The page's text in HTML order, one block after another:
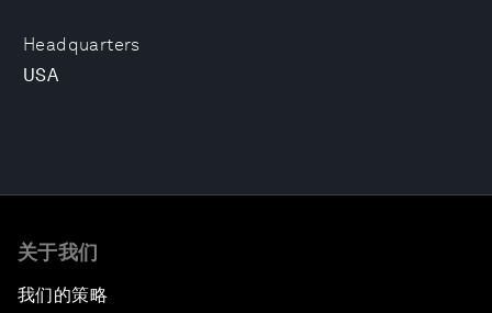
Headquarters
USA
关于我们
我们的策略